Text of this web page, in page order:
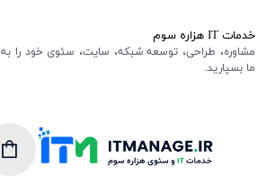
خدمات IT هزاره سوم
مشاوره، طراحی، توسعه شبکه، سایت، سئوی خود را به
ما بسپارید.